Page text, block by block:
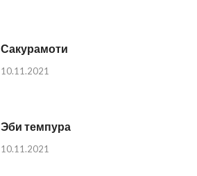
Сакурамоти
10.11.2021
Эби темпура
10.11.2021